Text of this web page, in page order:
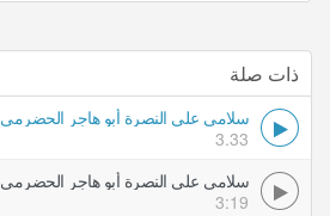
ذات صلة
سلامي علي النصرة أبو هاجر الحضرمي
3.33
سلامي علي النصرة أبو هاجر الحضرمي
3:19